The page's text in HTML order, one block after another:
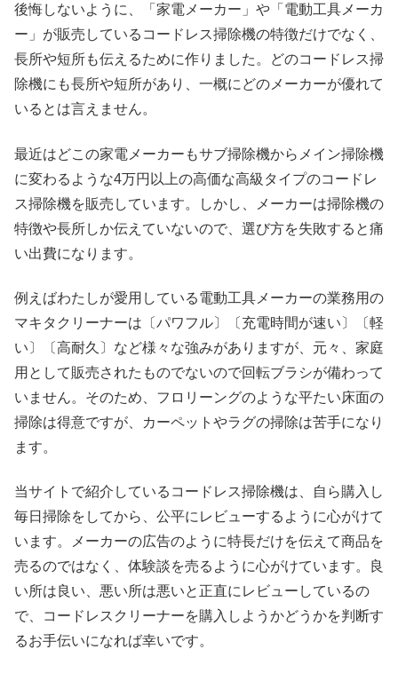
後悔しないように、「家電メーカー」や「電動工具メーカ
ー」が販売しているコードレス掃除機の特徴だけでなく、
長所や短所も伝えるために作りました。どのコードレス掃
除機にも長所や短所があり、一概にどのメーカーが優れて
いるとは言えません。
最近はどこの家電メーカーもサブ掃除機からメイン掃除機
に変わるような4万円以上の高価な高級タイプのコードレ
ス掃除機を販売しています。しかし、メーカーは掃除機の
特徴や長所しか伝えていないので、選び方を失敗すると痛
い出費になります。
例えばわたしが愛用している電動工具メーカーの業務用の
マキタクリーナーは〔パワフル〕〔充電時間が速い〕〔軽
い〕〔高耐久〕など様々な強みがありますが、元々、家庭
用として販売されたものでないので回転ブラシが備わって
いません。そのため、フロリーングのような平たい床面の
掃除は得意ですが、カーペットやラグの掃除は苦手になり
ます。
当サイトで紹介しているコードレス掃除機は、自ら購入し
毎日掃除をしてから、公平にレビューするように心がけて
います。メーカーの広告のように特長だけを伝えて商品を
売るのではなく、体験談を売るように心がけています。良
い所は良い、悪い所は悪いと正直にレビューしているの
で、コードレスクリーナーを購入しようかどうかを判断す
るお手伝いになれば幸いです。